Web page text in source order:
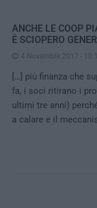
ANCHE LE COOP
È SCIOPERO
4 Novembre 2017 -
[…] più finanza che
fa, i soci ritirano i
ultimi tre anni)
a calare e il